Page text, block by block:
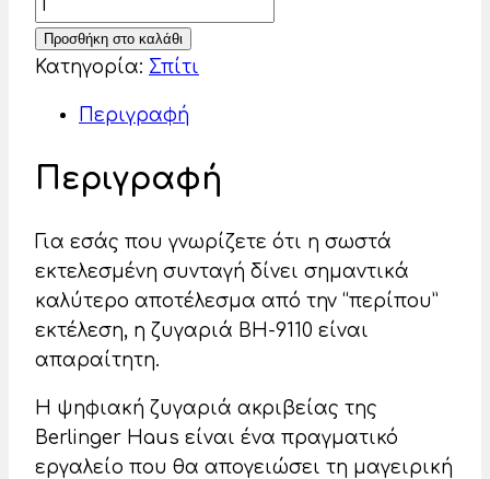
Προσθήκη στο καλάθι
Κατηγορία: Σπίτι
Περιγραφή
Περιγραφή
Για εσάς που γνωρίζετε ότι η σωστά
εκτελεσμένη συνταγή δίνει σημαντικά
καλύτερο αποτέλεσμα από την “περίπου”
εκτέλεση, η ζυγαριά BH-9110 είναι
απαραίτητη.
Η ψηφιακή ζυγαριά ακριβείας της
Berlinger Haus είναι ένα πραγματικό
εργαλείο που θα απογειώσει τη μαγειρική